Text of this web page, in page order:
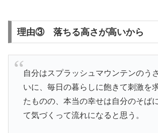
理由③ 落ちる高さが高いから
自分はスプラッシュマウンテンのう
いに、毎日の暮らしに飽きて刺激を
たものの、本当の幸せは自分のそば
て気づくって流れになると思う。